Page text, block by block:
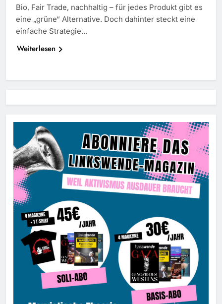
Bio, Fair Trade, nachhaltig – für jedes Produkt gibt es
eine „grüne“ Alternative. Doch dahinter steckt eine
einfache Strategie…
Weiterlesen